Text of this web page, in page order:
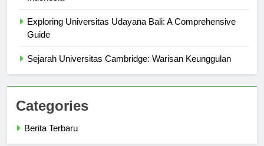
Exploring Universitas Udayana Bali: A Comprehensive
Categories